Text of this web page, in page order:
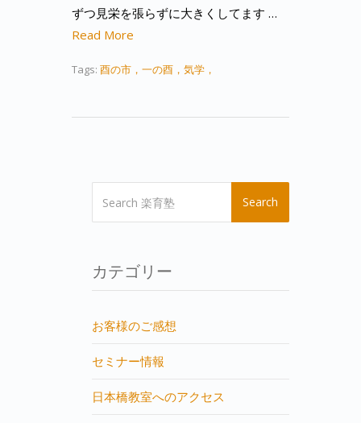
ずつ見栄を張らずに大きくしてます …
Read More
Tags: 酉の市，一の酉，気学，
Search
カテゴリー
お客様のご感想
セミナー情報
日本橋教室へのアクセス